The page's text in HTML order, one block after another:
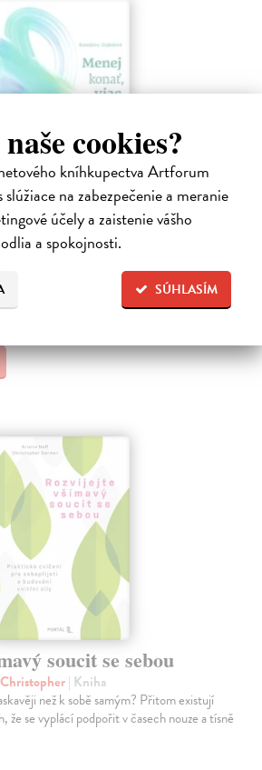
cookies?
kníhkupectva Artforum
na zabezpečenie a meranie
účely a zaistenie vášho
a spokojnosti.
SÚHLASÍM
byť
žila som v zajatí výkonu. Vlastnú hodnotu
toho zvládnem.
na sklade. Dodanie do cca. 30 dní.
soucit se sebou
| Kniha
než k sobě samým? Přitom existují
že se vyplácí podpořit v časech nouze a tísně